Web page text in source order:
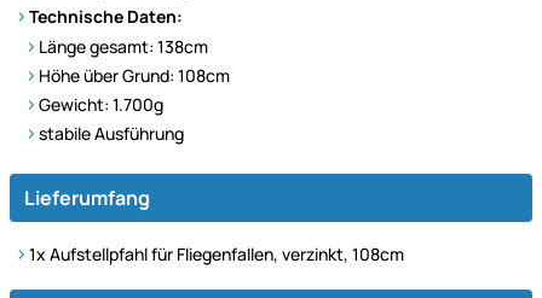
Technische Daten:
Länge gesamt: 138cm
Höhe über Grund: 108cm
Gewicht: 1.700g
stabile Ausführung
Lieferumfang
1x Aufstellpfahl für Fliegenfallen, verzinkt, 108cm